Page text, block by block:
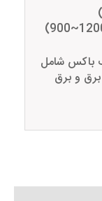
باکس شامل
و برق